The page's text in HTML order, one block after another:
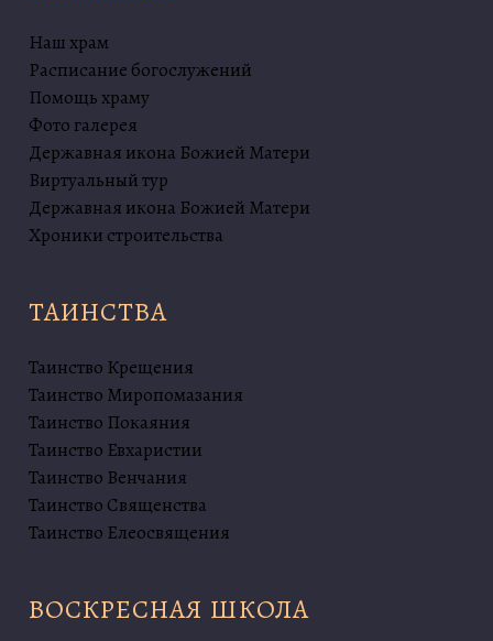
Наш храм
Расписание богослужений
Помощь храму
Фото галерея
Державная икона Божией Матери
Виртуальный тур
Державная икона Божией Матери
Хроники строительства
ТАИНСТВА
Таинство Крещения
Таинство Миропомазания
Таинство Покаяния
Таинство Евхаристии
Таинство Венчания
Таинство Священства
Таинство Елеосвящения
ВОСКРЕСНАЯ ШКОЛА